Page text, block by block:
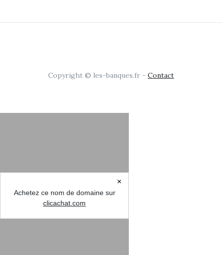
Copyright © les-banques.fr - Contact
×
Achetez ce nom de domaine sur
clicachat.com